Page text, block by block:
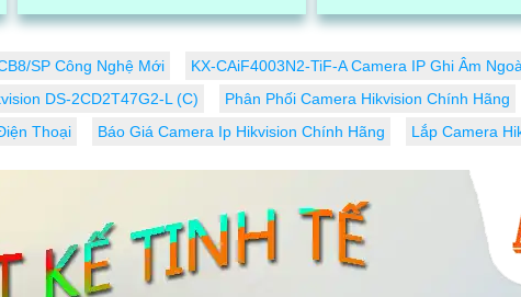
xoay...
SP Công Nghệ Mới KX-CAiF4003N2-TiF-A Camera IP Ghi Âm
DS-2CD2T47G2-L (C) Phân Phối Camera Hikvision Chính Hãng
Thoại
Báo Giá Camera Ip Hikvision Chính Hãng Lắp Camera